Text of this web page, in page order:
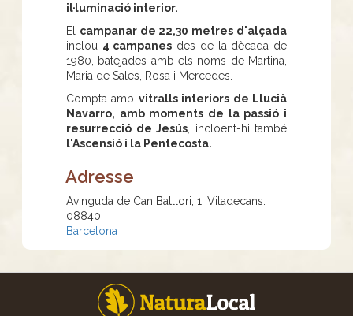
il·luminació interior.
El campanar de 22,30 metres d'alçada
inclou 4 campanes des de la dècada de
1980, batejades amb els noms de Martina,
Maria de Sales, Rosa i Mercedes.
Compta amb vitralls interiors de Llucià
Navarro, amb moments de la passió i
resurrecció de Jesús , incloent-hi també
l'Ascensió i la Pentecosta.
Adresse
Avinguda de Can Batllori, 1, Viladecans.
08840
Barcelona